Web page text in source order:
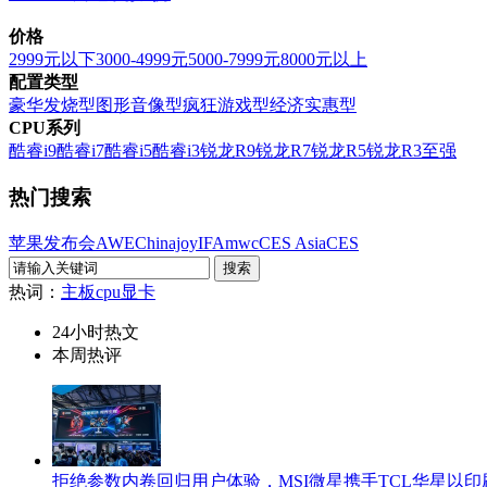
价格
2999元以下3000-4999元5000-7999元8000元以上
配置类型
豪华发烧型图形音像型疯狂游戏型经济实惠型
CPU系列
酷睿i9酷睿i7酷睿i5酷睿i3锐龙R9锐龙R7锐龙R5锐龙R3至强
热门搜索
苹果发布会AWEChinajoyIFAmwcCES AsiaCES
热词： 主板cpu显卡
24小时热文
本周热评
拒绝参数内卷回归用户体验，MSI微星携手TCL华星以